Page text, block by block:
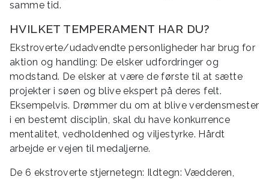
samme tid.
HVILKET TEMPERAMENT HAR DU?
Ekstroverte/udadvendte personligheder har brug for
aktion og handling: De elsker udfordringer og
modstand. De elsker at være de første til at sætte
projekter i søen og blive ekspert på deres felt.
Eksempelvis. Drømmer du om at blive verdensmester
i en bestemt disciplin, skal du have konkurrence
mentalitet, vedholdenhed og viljestyrke. Hårdt
arbejde er vejen til medaljerne.
De 6 ekstroverte stjernetegn: Ildtegn: Vædderen,